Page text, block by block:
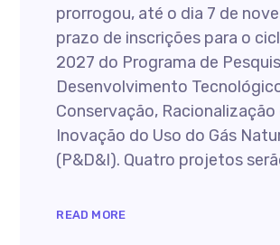
prorrogou, até o dia 7 de
prazo de inscrições para o
2027 do Programa de
Desenvolvimento
Conservação, Racionalização
Inovação do Uso do Gás
(P&D&I). Quatro projetos
READ MORE